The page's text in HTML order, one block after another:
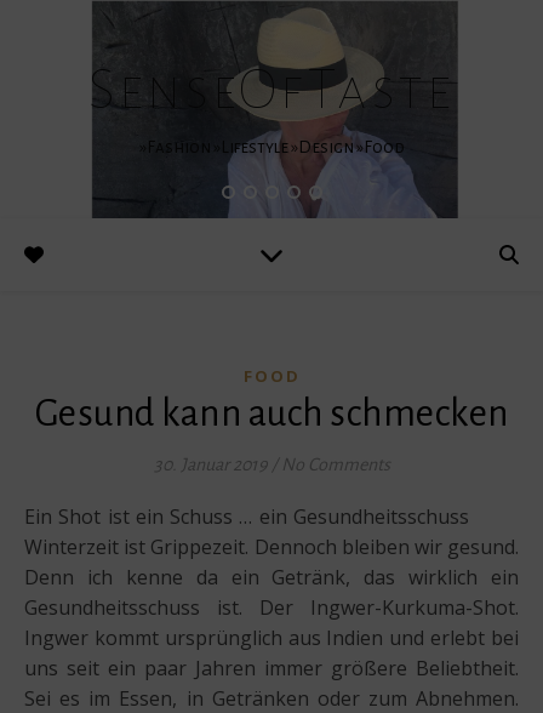
SenseOfTaste
»Fashion »Lifestyle »Design »Food
FOOD
Gesund kann auch schmecken
30. Januar 2019 / No Comments
Ein Shot ist ein Schuss … ein Gesundheitsschuss
Winterzeit ist Grippezeit. Dennoch bleiben wir gesund.
Denn ich kenne da ein Getränk, das wirklich ein
Gesundheitsschuss ist. Der Ingwer-Kurkuma-Shot.
Ingwer kommt ursprünglich aus Indien und erlebt bei
uns seit ein paar Jahren immer größere Beliebtheit.
Sei es im Essen, in Getränken oder zum Abnehmen.